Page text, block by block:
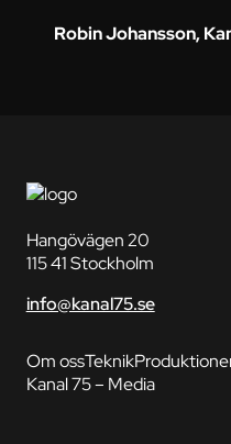
Robin Johansson,
Hangövägen 20
115 41 Stockholm
info@kanal75.se
Om ossTeknik
Kanal 75 – Media